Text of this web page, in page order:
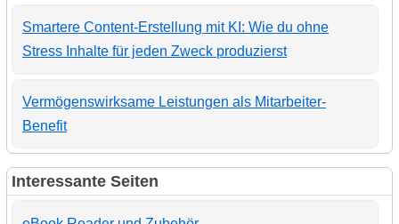
Smartere Content-Erstellung mit KI: Wie du ohne
Stress Inhalte für jeden Zweck produzierst
Vermögenswirksame Leistungen als Mitarbeiter-
Benefit
Interessante Seiten